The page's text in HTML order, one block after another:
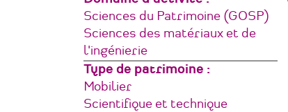
Sciences du Patrimoine (GOSP)
Sciences des matériaux et de
l'ingénierie
Type de patrimoine
Mobilier
Scientifique et technique